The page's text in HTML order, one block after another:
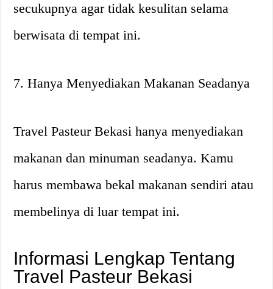
secukupnya agar tidak kesulitan selama
berwisata di tempat ini.
7. Hanya Menyediakan Makanan Seadanya
Travel Pasteur Bekasi hanya menyediakan
makanan dan minuman seadanya. Kamu
harus membawa bekal makanan sendiri atau
membelinya di luar tempat ini.
Informasi Lengkap Tentang
Travel Pasteur Bekasi